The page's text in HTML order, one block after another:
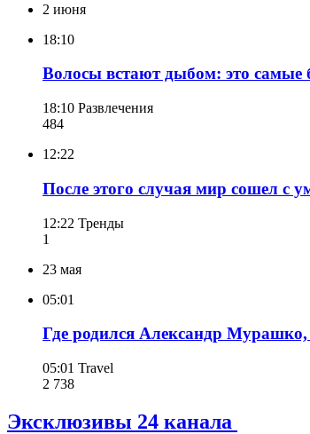
2 июня
18:10
Волосы встают дыбом: это самые
18:10 Развлечения
484
12:22
После этого случая мир сошел с
12:22 Тренды
1
23 мая
05:01
Где родился Александр
05:01 Travel
2 738
Эксклюзивы 24 канала